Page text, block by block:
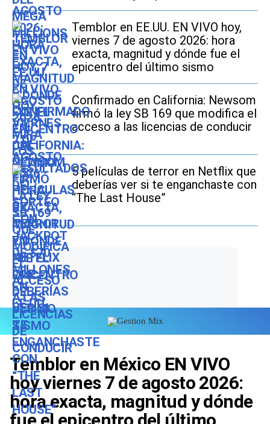
millones en EE.UU.
Temblor en EE.UU. EN VIVO hoy,
viernes 7 de agosto 2026: hora
exacta, magnitud y dónde fue el
epicentro del último sismo
Confirmado en California: Newsom
firmó la ley SB 169 que modifica el
acceso a las licencias de conducir
5 películas de terror en Netflix que
deberías ver si te enganchaste con
“The Last House”